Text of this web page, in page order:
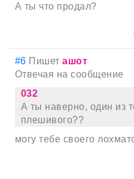
А ты что продал?
#6 Пишеташот
Отвечая на сообщение
032
А ты наверно, один из
плешивого??
могу тебе своего